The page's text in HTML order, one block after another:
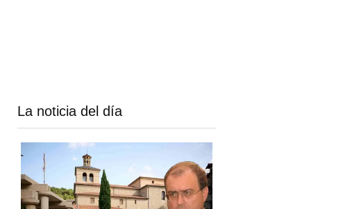
La noticia del día